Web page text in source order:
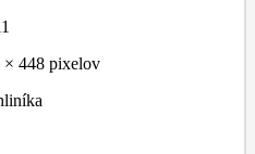
× 448 pixelov